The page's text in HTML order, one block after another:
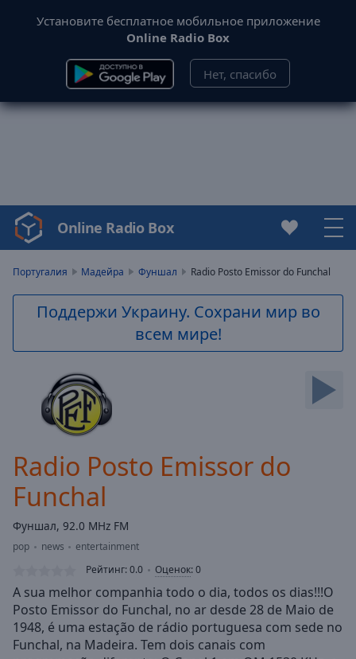
Установите бесплатное мобильное приложение
Online Radio Box
Нет, спасибо
Video
Player
Skip
Duration
Loaded :
0.00%
Stream
Type LIVE
live,
currently
behind
liveLIVE
Remaining
Time-
Online Radio Box
Португалия Мадейра Фуншал Radio Posto Emissor do Funchal
Поддержи Украину. Сохрани мир во
всем мире!
Radio Posto Emissor do
Funchal
Фуншал, 92.0 MHz FM
pop news
entertainment
Рейтинг:0.0 Оценок:0
A sua melhor companhia todo o dia, todos os dias!!!O
Posto Emissor do Funchal, no ar desde 28 de Maio de
1948, é uma estação de rádio portuguesa com sede no
Funchal, na Madeira. Tem dois canais com